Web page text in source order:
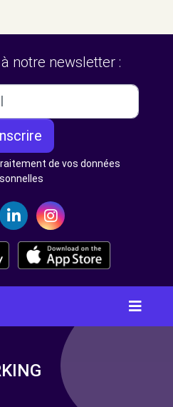
notre newsletter :
de vos données